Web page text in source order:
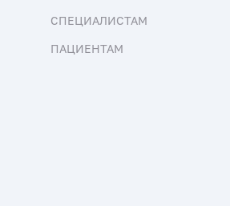
СПЕЦИАЛИСТАМ
ПАЦИЕНТАМ